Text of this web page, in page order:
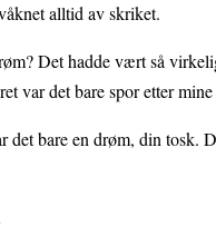
alltid av skriket.
Det hadde vært så
var det bare spor etter mine
det bare en drøm, din tosk.